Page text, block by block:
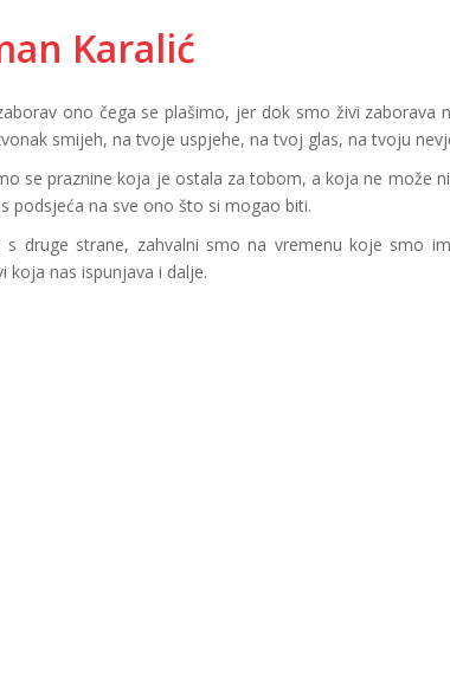
Karalić
ono čega se plašimo, jer dok smo živi zaborava
smijeh, na tvoje uspjehe, na tvoj glas, na tvoju
se praznine koja je ostala za tobom, a koja ne može
podsjeća na sve ono što si mogao biti.
s druge strane, zahvalni smo na vremenu koje smo
koja nas ispunjava i dalje.